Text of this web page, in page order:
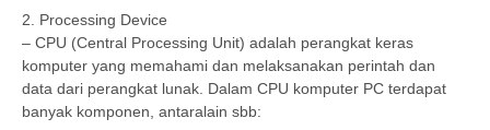
2. Processing Device
– CPU (Central Processing Unit) adalah perangkat keras
komputer yang memahami dan melaksanakan perintah dan
data dari perangkat lunak. Dalam CPU komputer PC terdapat
banyak komponen, antaralain sbb: